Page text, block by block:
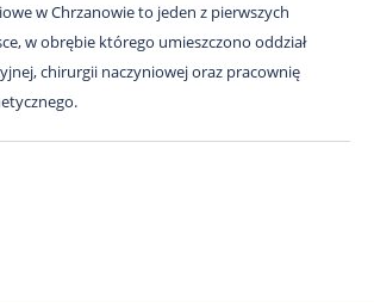
w Chrzanowie to jeden z pierwszych
w obrębie którego umieszczono oddział
chirurgii naczyniowej oraz pracownię